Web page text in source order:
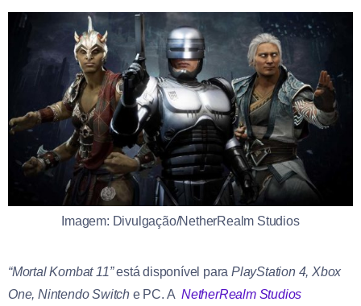
Imagem: Divulgação/NetherRealm Studios
“Mortal Kombat 11”está disponível paraPlayStation 4, Xbox
One, Nintendo Switch e PC. A NetherRealm Studios